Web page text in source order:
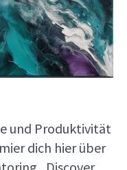
und Produktivität
dich hier über